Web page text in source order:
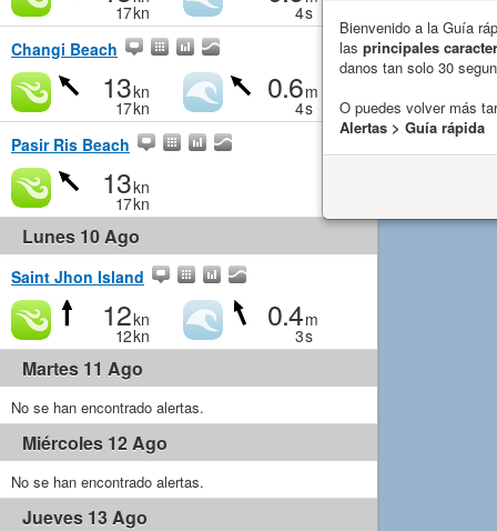
17kn 4s
Changi Beach
13kn
17kn
0.6m
4s
Pasir Ris Beach
13kn
17kn
Lunes 10 Ago
Saint Jhon Island
12kn
12kn
0.4m
3s
Martes 11 Ago
No se han encontrado alertas.
Miércoles 12 Ago
No se han encontrado alertas.
Jueves 13 Ago
Bienvenido a la Guía
las principales
danos tan solo 30
O puedes volver más
Alertas > Guía rápida